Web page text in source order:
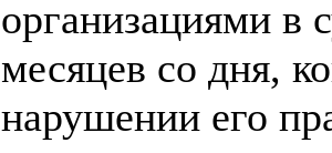
организациями в
месяцев со дня,
нарушении его